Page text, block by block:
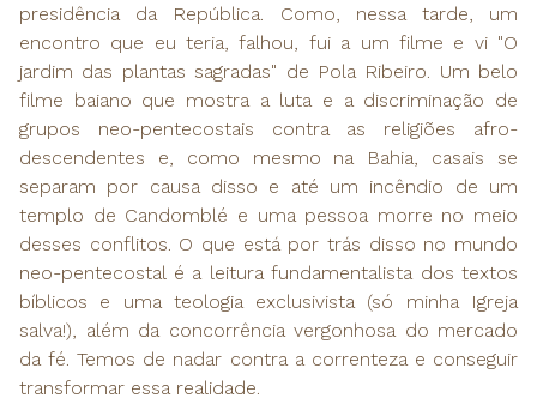
presidência da República. Como, nessa tarde, um
encontro que eu teria, falhou, fui a um filme e vi "O
jardim das plantas sagradas" de Pola Ribeiro. Um belo
filme baiano que mostra a luta e a discriminação de
grupos neo-pentecostais contra as religiões afro-
descendentes e, como mesmo na Bahia, casais se
separam por causa disso e até um incêndio de um
templo de Candomblé e uma pessoa morre no meio
desses conflitos. O que está por trás disso no mundo
neo-pentecostal é a leitura fundamentalista dos textos
bíblicos e uma teologia exclusivista (só minha Igreja
salva!), além da concorrência vergonhosa do mercado
da fé. Temos de nadar contra a correnteza e conseguir
transformar essa realidade.